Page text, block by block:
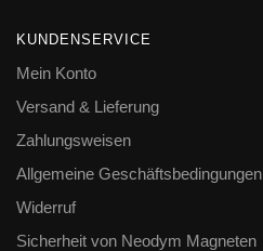
KUNDENSERVICE
Mein Konto
Versand & Lieferung
Zahlungsweisen
Allgemeine Geschäftsbedingungen
Widerruf
Sicherheit von Neodym Magneten